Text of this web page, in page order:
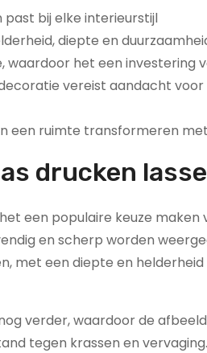
bij elke interieurstijl
diepte en
het een investering
vereist aandacht
ruimte transformeren
drucken
een populaire keuze
en scherp worden
met een diepte en
verder, waardoor de
tegen krassen en